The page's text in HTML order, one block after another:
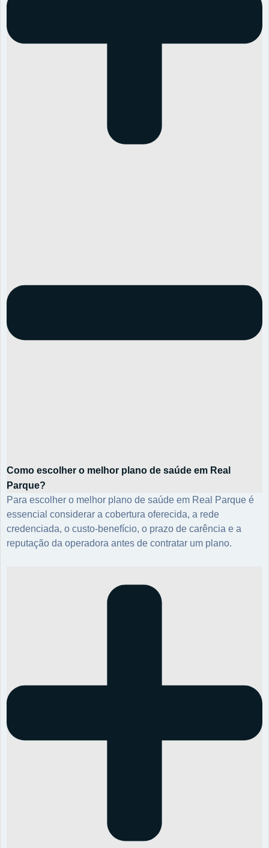
Como escolher o melhor plano de saúde em Real
Parque?
Para escolher o melhor plano de saúde em Real Parque é
essencial considerar a cobertura oferecida, a rede
credenciada, o custo-benefício, o prazo de carência e a
reputação da operadora antes de contratar um plano.